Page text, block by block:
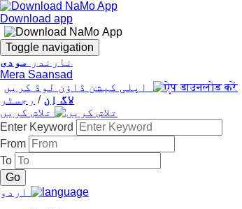
Download app
Toggle navigation
نارندر
مودی
Mera Saansad
اپلی کیشن ڈاؤن لوڈ کریں
لاگ اِن / رجسٹر
Enter Keyword
From
To